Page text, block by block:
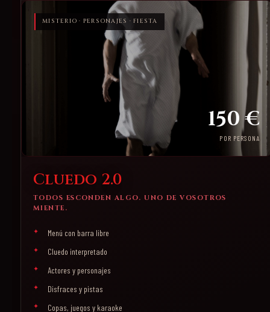
MISTERIO · PERSONAJES · FIESTA
150 €
POR PERSONA
Cluedo 2.0
TODOS ESCONDEN ALGO. UNO DE VOSOTROS
MIENTE.
Menú con barra libre
Cluedo interpretado
Actores y personajes
Disfraces y pistas
Copas, juegos y karaoke